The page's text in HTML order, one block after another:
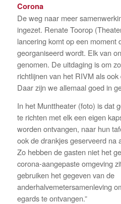
Corona
De weg naar meer
ingezet. Renate Toorop
lancering komt op een moment
georganiseerd wordt. Elk van
genomen. De uitdaging is om
richtlijnen van het RIVM als
Daar zijn we allemaal goed in
In het Munttheater (foto) is dat
te richten met elk een eigen
worden ontvangen, naar hun
ook de drankjes geserveerd na
Zo hebben de gasten niet het
corona-aangepaste omgeving
gebruiken het gegeven van de
anderhalvemetersamenleving
egards te ontvangen.”